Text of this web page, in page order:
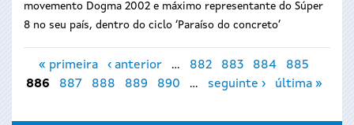
movemento Dogma 2002 e máximo representante do Súper
8 no seu país, dentro do ciclo ‘Paraíso do concreto’
Páxinas
« primeira ‹ anterior … 882 883 884
885
886
887 888 889 890 … seguinte › última »